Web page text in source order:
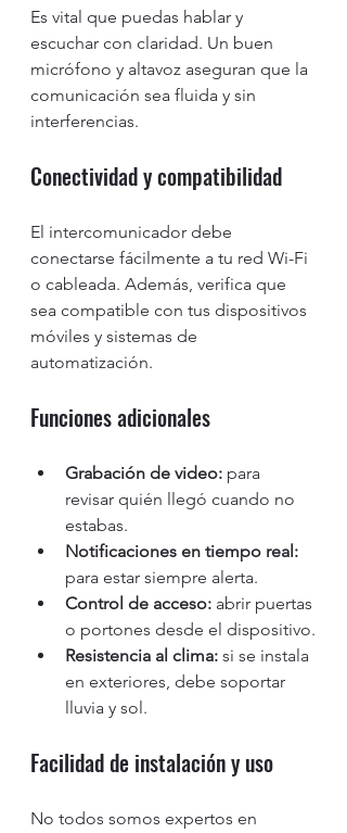
Es vital que puedas hablar y
escuchar con claridad. Un buen
micrófono y altavoz aseguran que la
comunicación sea fluida y sin
interferencias.
Conectividad y compatibilidad
El intercomunicador debe
conectarse fácilmente a tu red Wi-Fi
o cableada. Además, verifica que
sea compatible con tus dispositivos
móviles y sistemas de
automatización.
Funciones adicionales
Grabación de video: para
revisar quién llegó cuando no
estabas.
Notificaciones en tiempo real:
para estar siempre alerta.
Control de acceso: abrir puertas
o portones desde el dispositivo.
Resistencia al clima: si se instala
en exteriores, debe soportar
lluvia y sol.
Facilidad de instalación y uso
No todos somos expertos en